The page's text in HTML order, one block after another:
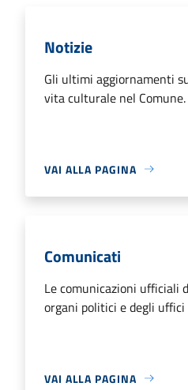
Notizie
Gli ultimi aggiornamenti
vita culturale nel Comune.
VAI ALLA PAGINA
Comunicati
Le comunicazioni ufficiali
organi politici e degli uffici
VAI ALLA PAGINA